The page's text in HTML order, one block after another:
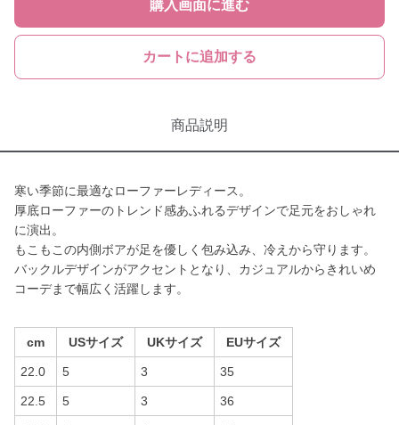
購入画面に進む
カートに追加する
商品説明
寒い季節に最適なローファーレディース。
厚底ローファーのトレンド感あふれるデザインで足元をおしゃれ
に演出。
もこもこの内側ボアが足を優しく包み込み、冷えから守ります。
バックルデザインがアクセントとなり、カジュアルからきれいめ
コーデまで幅広く活躍します。
cm USサイズ UKサイズ EUサイズ
22.0 5 3 35
22.5 5 3 36